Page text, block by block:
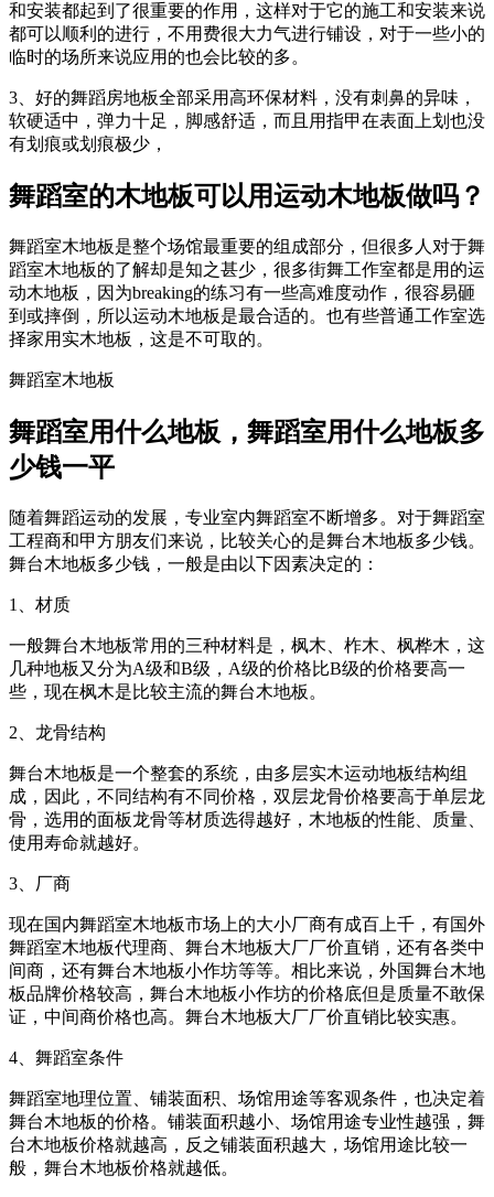
和安装都起到了很重要的作用，这样对于它的施工和安装来说
都可以顺利的进行，不用费很大力气进行铺设，对于一些小的
临时的场所来说应用的也会比较的多。
3、好的舞蹈房地板全部采用高环保材料，没有刺鼻的异味，
软硬适中，弹力十足，脚感舒适，而且用指甲在表面上划也没
有划痕或划痕极少，
舞蹈室的木地板可以用运动木地板做吗？
舞蹈室木地板是整个场馆最重要的组成部分，但很多人对于舞
蹈室木地板的了解却是知之甚少，很多街舞工作室都是用的运
动木地板，因为breaking的练习有一些高难度动作，很容易砸
到或摔倒，所以运动木地板是最合适的。也有些普通工作室选
择家用实木地板，这是不可取的。
舞蹈室木地板
舞蹈室用什么地板，舞蹈室用什么地板多
少钱一平
随着舞蹈运动的发展，专业室内舞蹈室不断增多。对于舞蹈室
工程商和甲方朋友们来说，比较关心的是舞台木地板多少钱。
舞台木地板多少钱，一般是由以下因素决定的：
1、材质
一般舞台木地板常用的三种材料是，枫木、柞木、枫桦木，这
几种地板又分为A级和B级，A级的价格比B级的价格要高一
些，现在枫木是比较主流的舞台木地板。
2、龙骨结构
舞台木地板是一个整套的系统，由多层实木运动地板结构组
成，因此，不同结构有不同价格，双层龙骨价格要高于单层龙
骨，选用的面板龙骨等材质选得越好，木地板的性能、质量、
使用寿命就越好。
3、厂商
现在国内舞蹈室木地板市场上的大小厂商有成百上千，有国外
舞蹈室木地板代理商、舞台木地板大厂厂价直销，还有各类中
间商，还有舞台木地板小作坊等等。相比来说，外国舞台木地
板品牌价格较高，舞台木地板小作坊的价格底但是质量不敢保
证，中间商价格也高。舞台木地板大厂厂价直销比较实惠。
4、舞蹈室条件
舞蹈室地理位置、铺装面积、场馆用途等客观条件，也决定着
舞台木地板的价格。铺装面积越小、场馆用途专业性越强，舞
台木地板价格就越高，反之铺装面积越大，场馆用途比较一
般，舞台木地板价格就越低。